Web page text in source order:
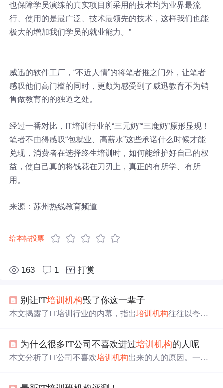
也保障学员演练的真实项目所采用的技术均为业界最流
行、使用的是最广泛、技术最领先的技术，这样我们也能
极大的增加我们学员的就业能力。”
威迅的软件工厂，“不近人情”的将笔者推之门外，让笔者
感叹他们高门槛的同时，更颇为感受到了威迅教育不为销
售做教育的的独道之处。
经过一番对比，IT培训行业的“三元奶”“三鹿奶”原形显现！
笔者不由得感叹“包就业、高薪水”这些承诺什么时候才能
兑现，消费者在选择终生培训时，如何能维护好自己的权
益，使自己真的将钱花在刀刃上，真正的有所学、有所
用。
来源：苏州热线教育频道
给本帖投票
163 1 打赏
别让IT培训机构毁了你这一辈子
本文揭露了IT培训行业的内幕，指出培训机构往往以夸大
径。为什么很多IT公司不喜欢进过培训机构的人呢
本文分析了IT公司不喜欢培训机构出来的人的原因。一是